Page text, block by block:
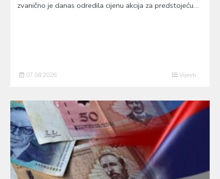
zvanično je danas odredila cijenu akcija za predstojeću…
07.08.2026 Vijesti